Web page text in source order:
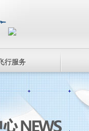
飞行服务